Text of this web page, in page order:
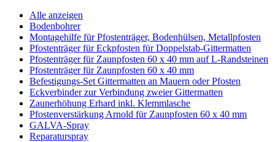
Alle anzeigen
Bodenbohrer
Montagehilfe für Pfostenträger, Bodenhülsen, Metallpfosten
Pfostenträger für Eckpfosten für Doppelstab-Gittermatten
Pfostenträger für Zaunpfosten 60 x 40 mm auf L-Randsteinen
Pfostenträger für Zaunpfosten 60 x 40 mm
Befestigungs-Set Gittermatten an Mauern oder Pfosten
Eckverbinder zur Verbindung zweier Gittermatten
Zaunerhöhung Erhard inkl. Klemmlasche
Pfostenverstärkung Arnold für Zaunpfosten 60 x 40 mm
GALVA-Spray
Reparaturspray